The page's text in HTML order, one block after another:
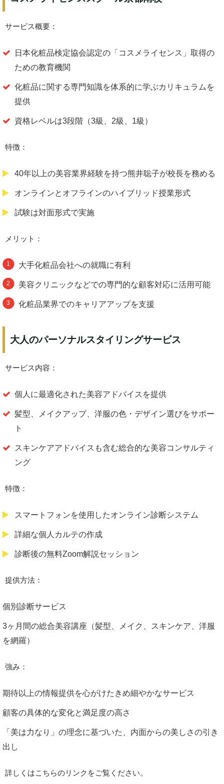
サービス概要：
日本化粧品検定協会認定の「コスメライセンス」取得の
ための教育機関
化粧品に関する専門知識を体系的に学ぶカリキュラムを
提供
資格レベルは3段階（3級、2級、1級）
特徴：
40年以上の美容業界経験を持つ熊井聡子が校長を務める
オンラインとオフラインのハイブリッド授業形式
試験は対面形式で実施
メリット：
大手化粧品会社への就職に有利
美容クリニックなどでの専門的な顧客対応に活用可能
化粧品業界でのキャリアアップを支援
大人のパーソナルスタイリングサービス
サービス内容：
個人に最適化された美容アドバイスを提供
髪型、メイクアップ、洋服の色・デザイン選びをサポー
ト
スキンケアアドバイスも含む総合的な美容コンサルティ
ング
特徴：
スマートフォンを使用したオンライン診断システム
詳細な個人カルテの作成
診断後の無料Zoom解説セッション
提供方法：
個別診断サービス
3ヶ月間の総合美容講座（髪型、メイク、スキンケア、洋服
を網羅）
強み：
期待以上の情報提供を心がけたきめ細やかなサービス
顧客の具体的な変化と満足度の高さ
「美は力なり」の理念に基づいた、内面からの美しさの引き
出し
詳しくはこちらのリンクをご覧ください。